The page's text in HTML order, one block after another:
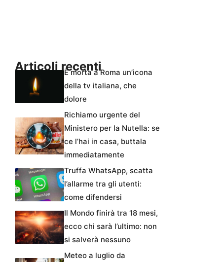
Articoli recentiÈ morta a Roma un’icona
della tv italiana, che
dolore
Richiamo urgente del
Ministero per la Nutella: se
ce l’hai in casa, buttala
immediatamente
Truffa WhatsApp, scatta
l’allarme tra gli utenti:
come difendersi
Il Mondo finirà tra 18 mesi,
ecco chi sarà l’ultimo: non
si salverà nessuno
Meteo a luglio da